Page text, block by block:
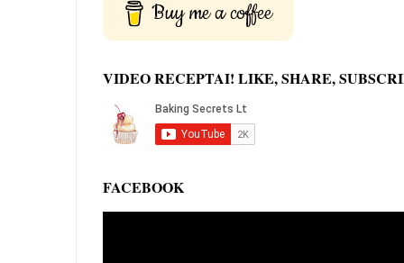
Buy me a coffee
VIDEO RECEPTAI! LIKE, SHARE,
FACEBOOK